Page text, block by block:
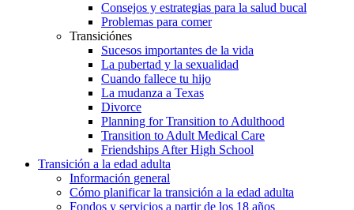
Consejos y estrategias para la salud bucal
Problemas para comer
Transiciónes
Sucesos importantes de la vida
La pubertad y la sexualidad
Cuando fallece tu hijo
La mudanza a Texas
Divorce
Planning for Transition to Adulthood
Transition to Adult Medical Care
Friendships After High School
Transición a la edad adulta
Información general
Cómo planificar la transición a la edad adulta
Fondos y servicios a partir de los 18 años